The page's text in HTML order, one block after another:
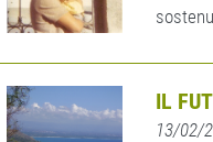
IL
13/02/